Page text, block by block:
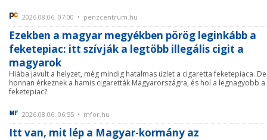
2026.08.06. 07:00 • penzcentrum.hu
Ezekben a magyar megyékben pörög leginkább a
feketepiac: itt szívják a legtöbb illegális cigit a
magyarok
Hiába javult a helyzet, még mindig hatalmas üzlet a cigaretta feketepiaca. De
honnan érkeznek a hamis cigaretták Magyarországra, és hol a legnagyobb a
feketepiac?
2026.08.06. 06:55 • mfor.hu
Itt van, mit lép a Magyar-kormány az